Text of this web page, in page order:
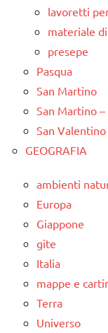
lavoretti
materiale
presepe
Pasqua
San Martino
San Martino –
San Valentino
GEOGRAFIA
ambienti
Europa
Giappone
gite
Italia
mappe e
Terra
Universo